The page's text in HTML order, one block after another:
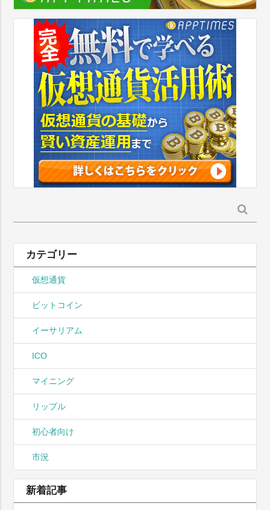
索:
カテゴリー
仮想通貨
ビットコイン
イーサリアム
ICO
マイニング
リップル
初心者向け
市況
新着記事